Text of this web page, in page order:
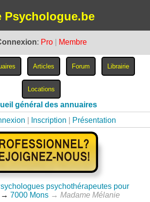
Psychologue.be
: Pro Membre
général des annuaires
Inscription Présentation
psychothérapeutes pour
→ 7000 Mons → Madame Mélanie